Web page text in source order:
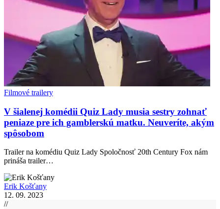
Filmové trailery
V šialenej komédii Quiz Lady musia sestry zohnať
peniaze pre ich gamblerskú matku. Neuveríte, akým
spôsobom
Trailer na komédiu Quiz Lady Spoločnosť 20th Century Fox nám
prináša trailer…
Erik Košťany
12. 09. 2023
//